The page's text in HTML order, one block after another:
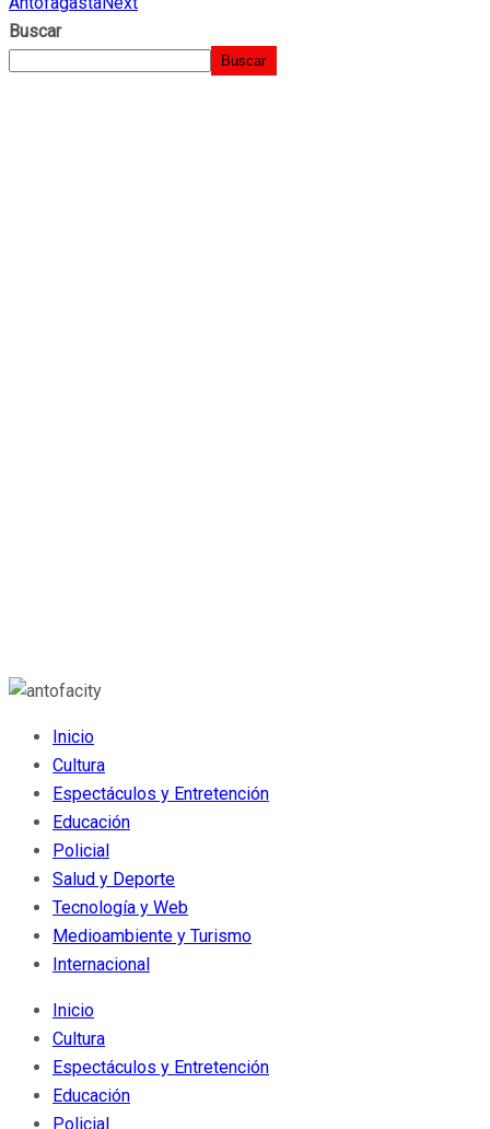
Buscar
Buscar
Inicio
Cultura
Espectáculos y Entretención
Educación
Policial
Salud y Deporte
Tecnología y Web
Medioambiente y Turismo
Internacional
Inicio
Cultura
Espectáculos y Entretención
Educación
Policial